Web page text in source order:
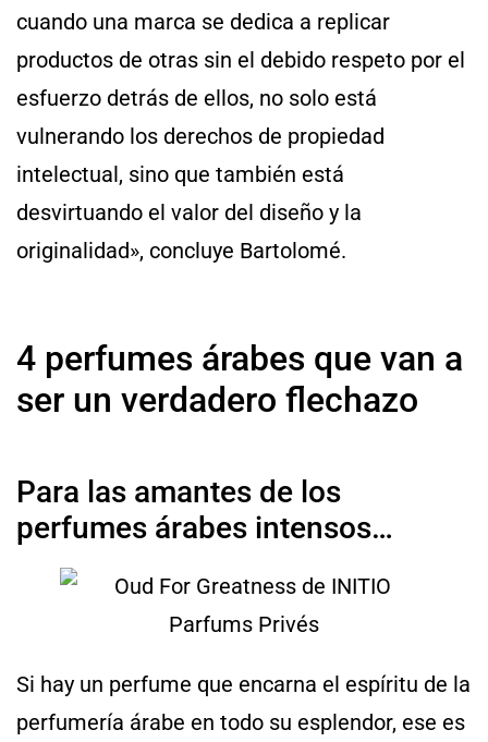
cuando una marca se dedica a replicar
productos de otras sin el debido respeto por el
esfuerzo detrás de ellos, no solo está
vulnerando los derechos de propiedad
intelectual, sino que también está
desvirtuando el valor del diseño y la
originalidad», concluye Bartolomé.
4 perfumes árabes que van a
ser un verdadero flechazo
Para las amantes de los
perfumes árabes intensos…
Si hay un perfume que encarna el espíritu de la
perfumería árabe en todo su esplendor, ese es